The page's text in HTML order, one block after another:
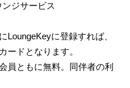
ンジサービス
LoungeKeyに登録すれば、
ードとなります。
員ともに無料。同伴者の利